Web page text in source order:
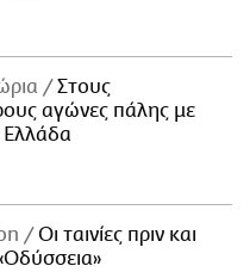
Στους
αγώνες πάλης με
Ελλάδα
Οι ταινίες πριν και